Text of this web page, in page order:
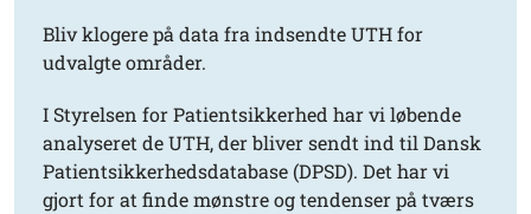
Bliv klogere på data fra indsendte UTH for
udvalgte områder.
I Styrelsen for Patientsikkerhed har vi løbende
analyseret de UTH, der bliver sendt ind til Dansk
Patientsikkerhedsdatabase (DPSD). Det har vi
gjort for at finde mønstre og tendenser på tværs